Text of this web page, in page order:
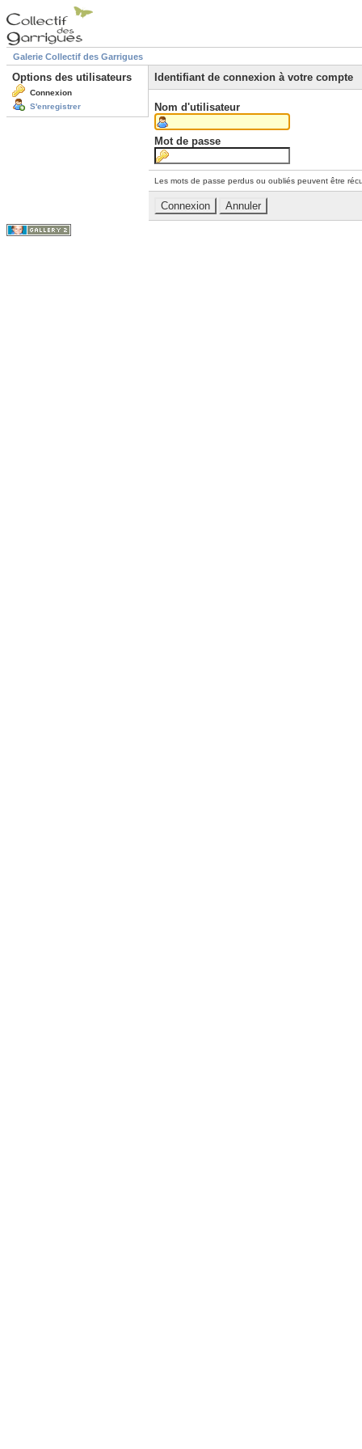
Galerie Collectif des Garrigues
Options des utilisateurs
Connexion
S'enregistrer
Identifiant de connexion à votre compte
Nom d'utilisateur
Mot de passe
Les mots de passe perdus ou oubliés peuvent être